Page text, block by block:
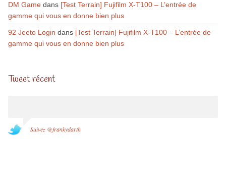
DM Gamedans [Test Terrain] Fujifilm X-T100 – L’entrée de
gamme qui vous en donne bien plus
92 Jeeto Login dans [Test Terrain] Fujifilm X-T100 – L’entrée de
gamme qui vous en donne bien plus
Tweet récent
Suivez @frankydarth